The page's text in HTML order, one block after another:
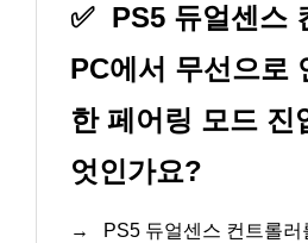
✅ PS5 듀얼센스
PC에서 무선으로
한 페어링 모드 진
엇인가요?
→
PS5 듀얼센스 컨트롤